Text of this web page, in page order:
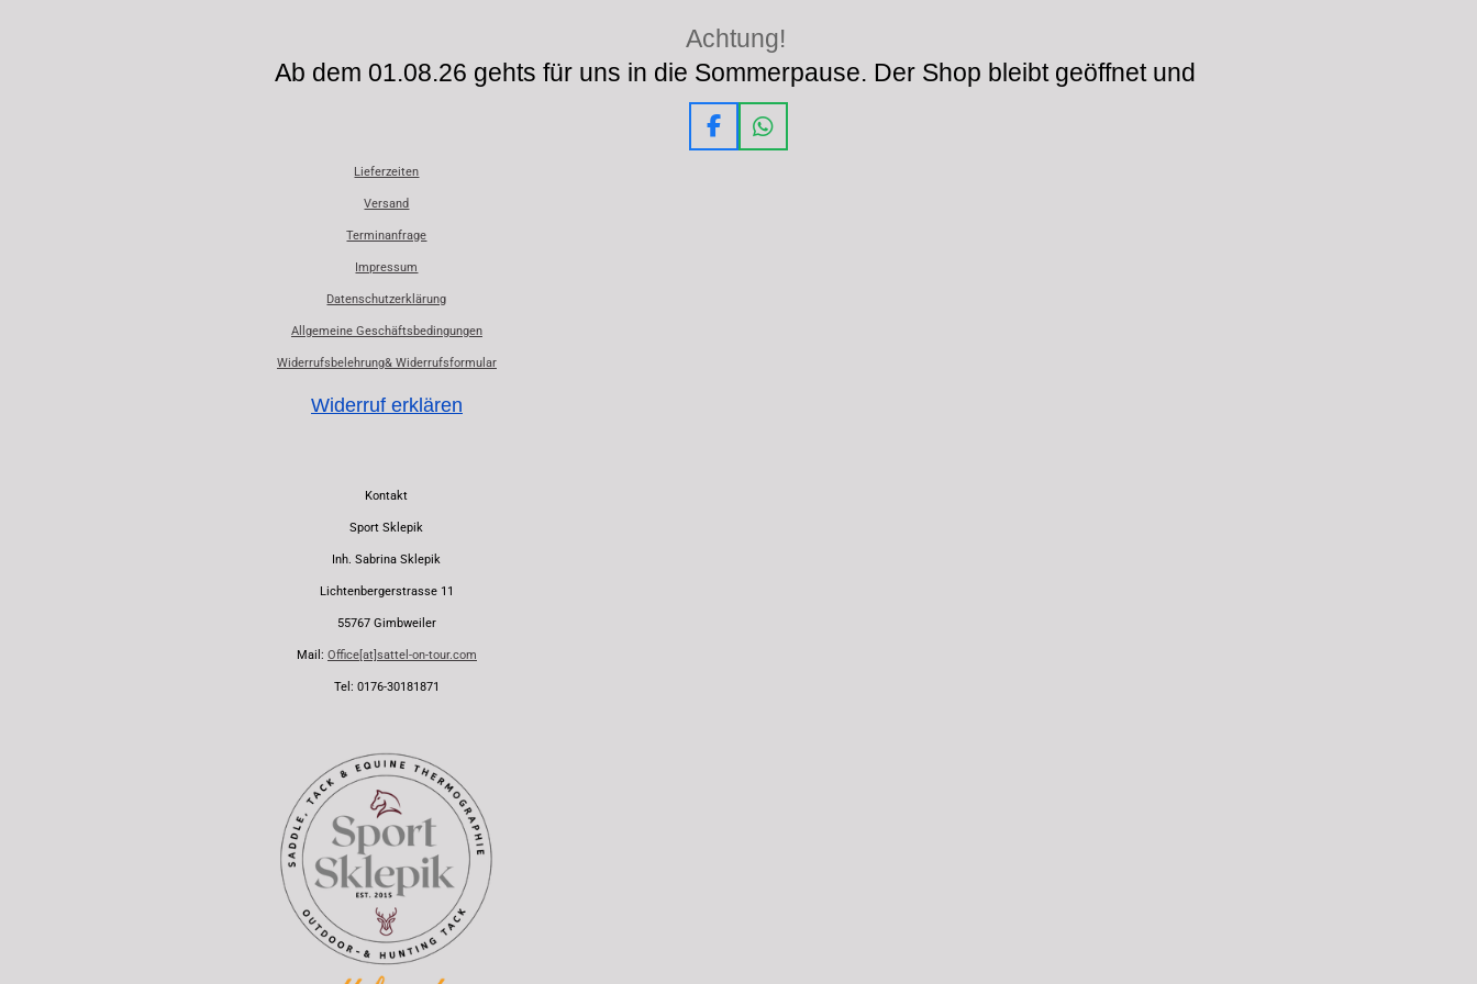
Achtung!
Ab dem 01.08.26 gehts für uns in die Sommerpause. Der Shop bleibt geöffnet und
F
a
W
h
Lieferzeiten
Versand
Terminanfrage
Impressum
Datenschutzerklärung
Allgemeine Geschäftsbedingungen
Widerrufsbelehrung& Widerrufsformular
Widerruf erklären
Kontakt
Sport Sklepik
Inh. Sabrina Sklepik
Lichtenbergerstrasse 11
55767 Gimbweiler
Mail: Office[at]sattel-on-tour.com
Tel: 0176-30181871